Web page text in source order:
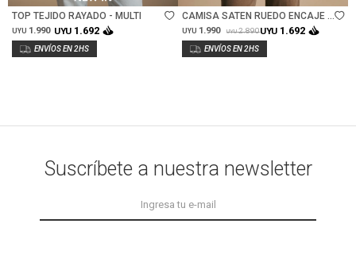
TOP TEJIDO RAYADO - MULTI
UYU 1.990 UYU 1.692
CAMISA SATEN RUEDO ENCAJE -
ARENA
UYU 1.990 UYU 2.890UYU 1.692
Suscríbete a nuestra newsletter